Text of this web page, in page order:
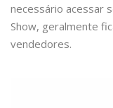
necessário acessar
Show, geralmente
vendedores.